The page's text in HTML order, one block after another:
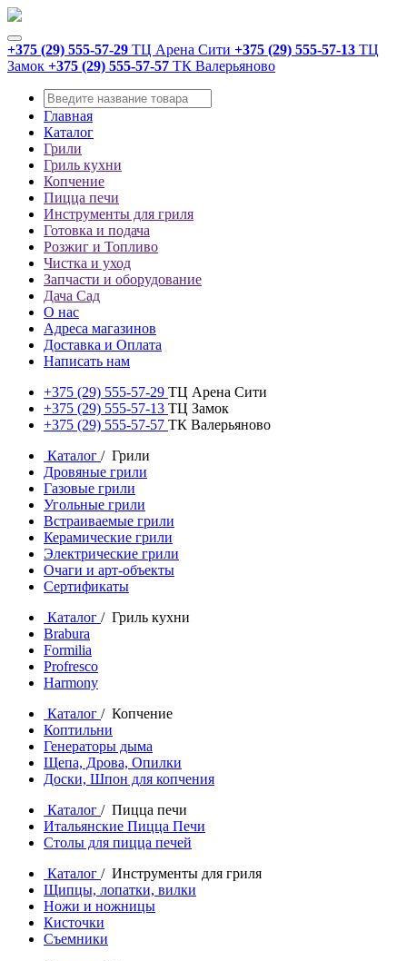
+375 (29) 555-57-29 ТЦ Арена Сити +375 (29) 555-57-13 ТЦ
Замок +375 (29) 555-57-57 ТК Валерьяново
Главная
Каталог
Грили
Гриль кухни
Копчение
Пицца печи
Инструменты для гриля
Готовка и подача
Розжиг и Топливо
Чистка и уход
Запчасти и оборудование
Дача Сад
О нас
Адреса магазинов
Доставка и Оплата
Написать нам
+375 (29) 555-57-29 ТЦ Арена Сити
+375 (29) 555-57-13 ТЦ Замок
+375 (29) 555-57-57 ТК Валерьяново
Каталог / Грили
Дровяные грили
Газовые грили
Угольные грили
Встраиваемые грили
Керамические грили
Электрические грили
Очаги и арт-объекты
Сертификаты
Каталог / Гриль кухни
Brabura
Formilia
Profresco
Harmony
Каталог / Копчение
Коптильни
Генераторы дыма
Щепа, Дрова, Опилки
Доски, Шпон для копчения
Каталог / Пицца печи
Итальянские Пицца Печи
Столы для пицца печей
Каталог / Инструменты для гриля
Щипцы, лопатки, вилки
Ножи и ножницы
Кисточки
Съемники